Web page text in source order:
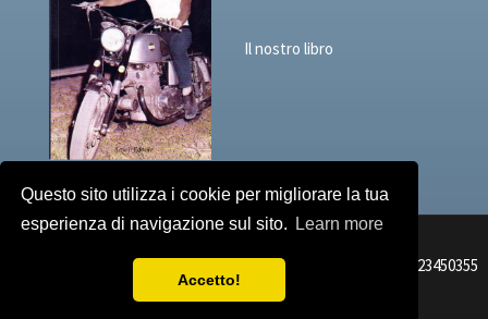
Questo sito utilizza i cookie per migliorare la tua
esperienza di navigazione sul sito.
Learn more
Accetto!
Il nostro libro
Brunella Vandelli Antichità Passioni e Segreti N° DE TVA 02723450355
Copyrights © 2017